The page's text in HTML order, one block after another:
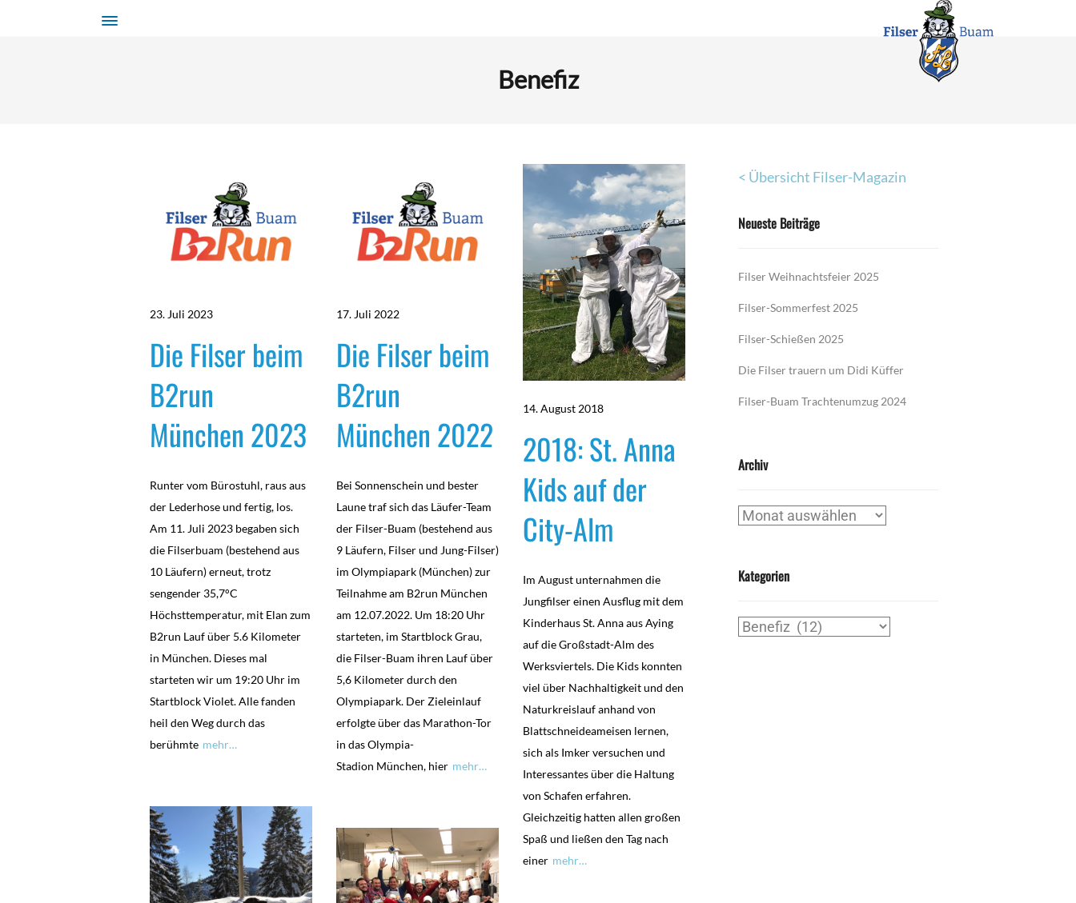
Benefiz
23. Juli 2023
Die Filser beim
B2run
München 2023
Runter vom Bürostuhl, raus aus
der Lederhose und fertig, los.
Am 11. Juli 2023 begaben sich
die Filserbuam (bestehend aus
10 Läufern) erneut, trotz
sengender 35,7°C
Höchsttemperatur, mit Elan zum
B2run Lauf über 5.6 Kilometer
in München. Dieses mal
starteten wir um 19:20 Uhr im
Startblock Violet. Alle fanden
heil den Weg durch das
berühmte mehr…
17. Juli 2022
Die Filser beim
B2run
München 2022
Bei Sonnenschein und bester
Laune traf sich das Läufer-Team
der Filser-Buam (bestehend aus
9 Läufern, Filser und Jung-Filser)
im Olympiapark (München) zur
Teilnahme am B2run München
am 12.07.2022. Um 18:20 Uhr
starteten, im Startblock Grau,
die Filser-Buam ihren Lauf über
5,6 Kilometer durch den
Olympiapark. Der Zieleinlauf
erfolgte über das Marathon-Tor
in das Olympia-
Stadion München, hier mehr…
14. August 2018
2018: St. Anna
Kids auf der
City-Alm
Im August unternahmen die
Jungfilser einen Ausflug mit dem
Kinderhaus St. Anna aus Aying
auf die Großstadt-Alm des
Werksviertels. Die Kids konnten
viel über Nachhaltigkeit und den
Naturkreislauf anhand von
Blattschneideameisen lernen,
sich als Imker versuchen und
Interessantes über die Haltung
von Schafen erfahren.
Gleichzeitig hatten allen großen
Spaß und ließen den Tag nach
einer mehr…
< Übersicht Filser-Magazin
Neueste Beiträge
Filser Weihnachtsfeier 2025
Filser-Sommerfest 2025
Filser-Schießen 2025
Die Filser trauern um Didi Küffer
Filser-Buam Trachtenumzug 2024
Archiv
Archiv
Kategorien
Kategorien